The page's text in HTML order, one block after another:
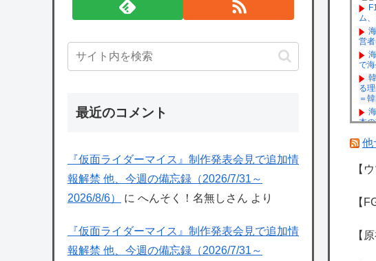
ム
営
で
る
＝
本
け
黒
ぞ
他
【
【
【
最近のコメント
『仮面ライダーマイス』制作発表会見で追加情
報解禁 他、今週の備忘録（2026/7/31～
2026/8/6）
に へんそく！名無しさん より
『仮面ライダーマイス』制作発表会見で追加情
報解禁 他、今週の備忘録（2026/7/31～